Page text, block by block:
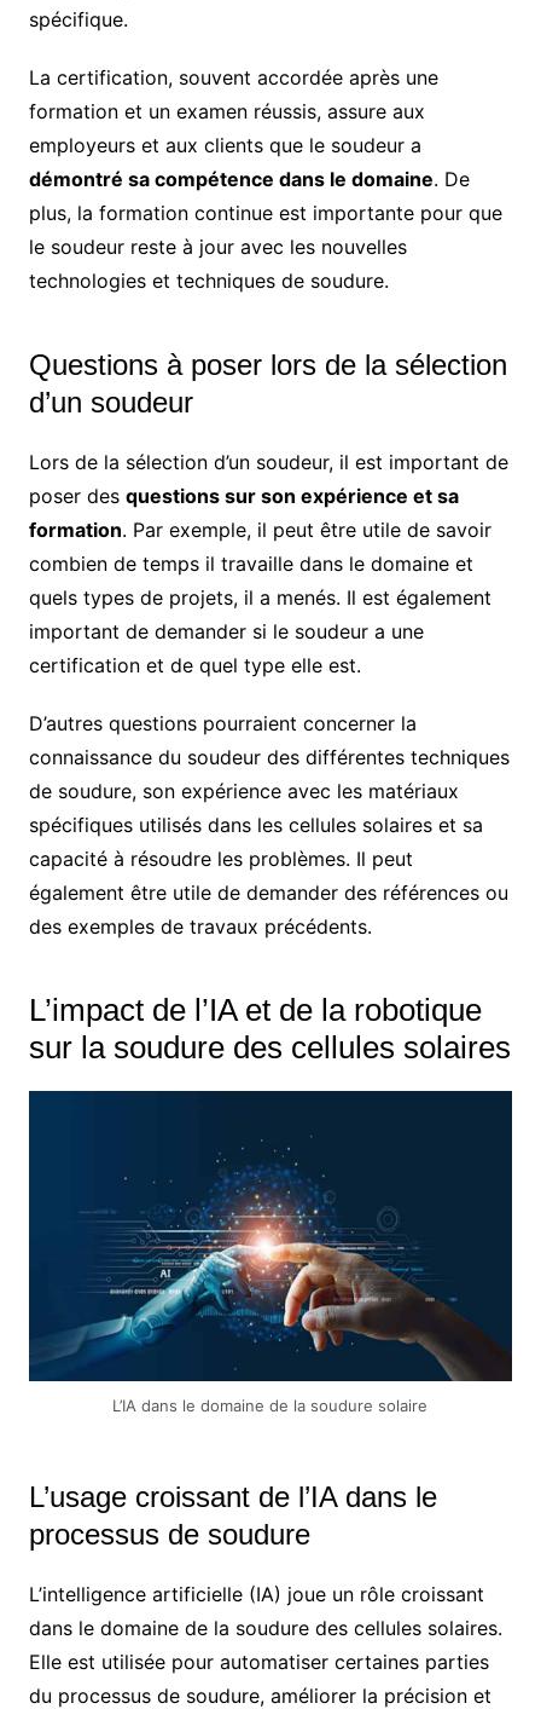
spécifique.
La certification, souvent accordée après une
formation et un examen réussis, assure aux
employeurs et aux clients que le soudeur a
démontré sa compétence dans le domaine. De
plus, la formation continue est importante pour que
le soudeur reste à jour avec les nouvelles
technologies et techniques de soudure.
Questions à poser lors de la sélection
d’un soudeur
Lors de la sélection d’un soudeur, il est important de
poser des questions sur son expérience et sa
formation. Par exemple, il peut être utile de savoir
combien de temps il travaille dans le domaine et
quels types de projets, il a menés. Il est également
important de demander si le soudeur a une
certification et de quel type elle est.
D’autres questions pourraient concerner la
connaissance du soudeur des différentes techniques
de soudure, son expérience avec les matériaux
spécifiques utilisés dans les cellules solaires et sa
capacité à résoudre les problèmes. Il peut
également être utile de demander des références ou
des exemples de travaux précédents.
L’impact de l’IA et de la robotique
sur la soudure des cellules solaires
L’IA dans le domaine de la soudure solaire
L’usage croissant de l’IA dans le
processus de soudure
L’intelligence artificielle (IA) joue un rôle croissant
dans le domaine de la soudure des cellules solaires.
Elle est utilisée pour automatiser certaines parties
du processus de soudure, améliorer la précision et